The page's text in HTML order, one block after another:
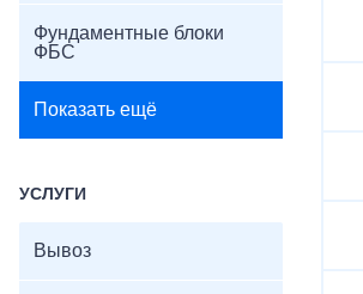
Фундаментные блоки
ФБС
Показать ещё
УСЛУГИ
Вывоз